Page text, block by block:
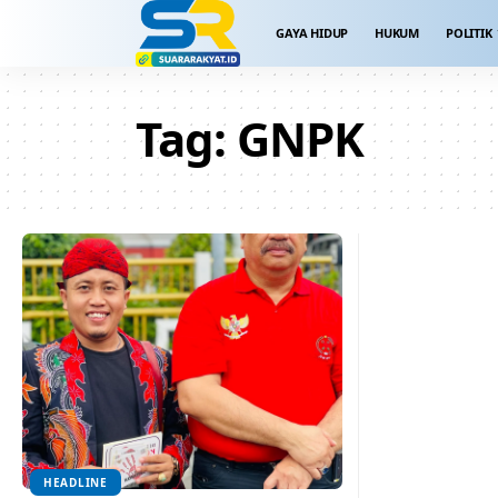
GAYA HIDUP HUKUM POLITIK
Tag: GNPK
HEADLINE